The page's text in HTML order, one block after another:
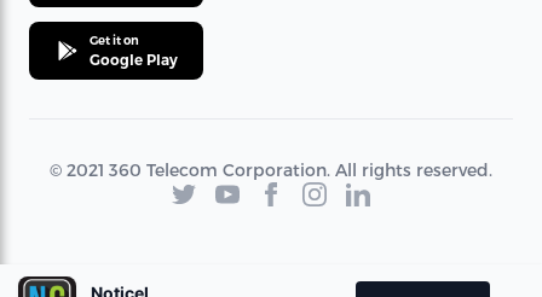
Get it on
Google Play
© 2021 360 Telecom Corporation. All rights reserved.
Noticel